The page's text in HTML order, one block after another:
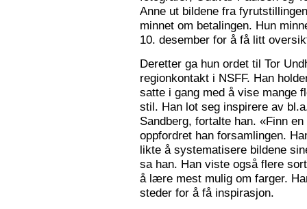
Anne ut bildene fra
minnet om betalingen. Hun
10. desember for å få litt
Deretter ga hun ordet til Tor
regionkontakt i NSFF. Han
satte i gang med å vise mange
stil. Han lot seg inspirere av
Sandberg, fortalte han. «Finn
oppfordret han forsamlingen.
likte å systematisere bildene
sa han. Han viste også flere
å lære mest mulig om farger.
steder for å få inspirasjon.